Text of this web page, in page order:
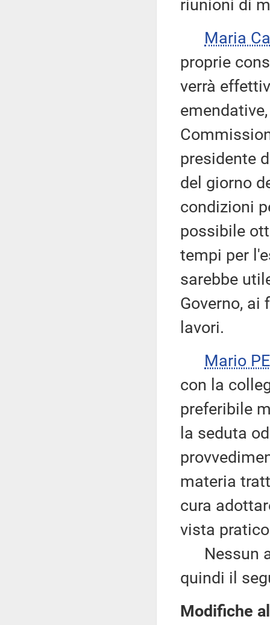
riunioni di
Maria
proprie
verrà
presidente
del giorno
condizioni
possibile
tempi per
sarebbe
Governo, ai
lavori.
Mario
con la
preferibile
la seduta
materia
cura
vista
Nessun
quindi il
Modifiche